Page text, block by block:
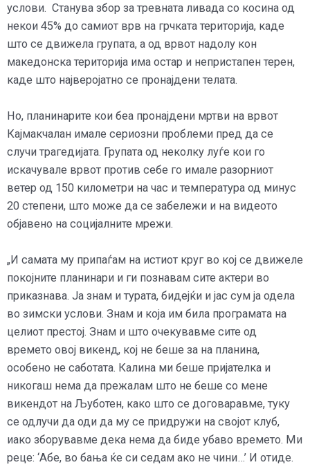
услови. Станува збор за тревната ливада со косина од
некои 45% до самиот врв на грчката територија, каде
што се движела групата, а од врвот надолу кон
македонска територија има остар и непристапен терен,
каде што најверојатно се пронајдени телата.
Но, планинарите кои беа пронајдени мртви на врвот
Кајмакчалан имале сериозни проблеми пред да се
случи трагедијата. Групата од неколку луѓе кои го
искачувале врвот против себе го имале разорниот
ветер од 150 километри на час и температура од минус
20 степени, што може да се забележи и на видеото
објавено на социјалните мрежи.
„И самата му припаѓам на истиот круг во кој се движеле
покојните планинари и ги познавам сите актери во
приказнава. Ја знам и турата, бидејќи и јас сум ја одела
во зимски услови. Знам и која им била програмата на
целиот престој. Знам и што очекувавме сите од
времето овој викенд, кој не беше за на планина,
особено не саботата. Калина ми беше пријателка и
никогаш нема да прежалам што не беше со мене
викендот на Љуботен, како што се договаравме, туку
се одлучи да оди да му се придружи на својот клуб,
иако зборувавме дека нема да биде убаво времето. Ми
реце: ‘Абе, во бања ќе си седам ако не чини…’ И отиде.